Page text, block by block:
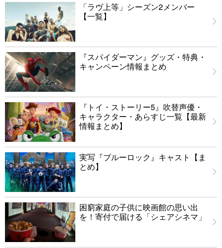
「ラヴ上等」シーズン2メンバー
【一覧】
『スパイダーマン』グッズ・特典・
キャンペーン情報まとめ
『トイ・ストーリー5』吹替声優・
キャラクター・あらすじ一覧【最新
情報まとめ】
実写『ブルーロック』キャスト【ま
とめ】
困窮家庭の子供に映画館の思い出
を！寄付で届ける「シェアシネマ」